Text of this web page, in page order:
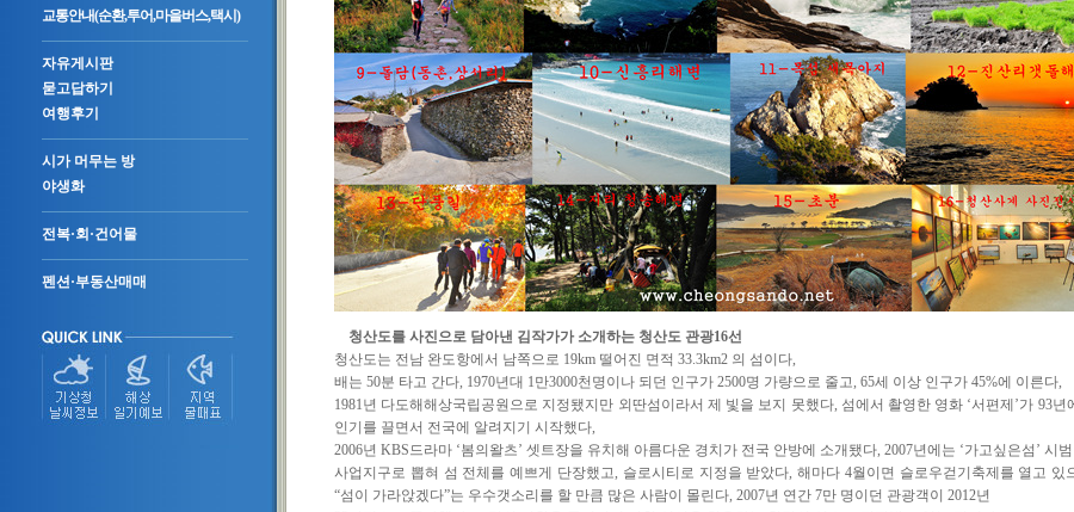
교통안내(순환,투어,마을버스,택시)
자유게시판
묻고답하기
여행후기
시가 머무는 방
야생화
전복·회·건어물
펜션·부동산매매
청산도를 사진으로 담아낸 김작가가 소개하는 청산도 관광16선
청산도는 전남 완도항에서 남쪽으로 19km 떨어진 면적 33.3km2 의 섬이다,
배는 50분 타고 간다, 1970년대 1만3000천명이나 되던 인구가 2500명 가량으로 줄고, 65세 이상 인구가 45%에 이른다,
1981년 다도해해상국립공원으로 지정됐지만 외딴섬이라서 제 빛을 보지 못했다, 섬에서 촬영한 영화 ‘서편제’가 93년
인기를 끌면서 전국에 알려지기 시작했다,
2006년 KBS드라마 ‘봄의왈츠’ 셋트장을 유치해 아름다운 경치가 전국 안방에 소개됐다, 2007년에는 ‘가고싶은섬 ’ 시범
사업지구로 뽑혀 섬 전체를 예쁘게 단장했고, 슬로시티로 지정을 받았다,해마다 4월이면 슬로우걷기축제를 열고 있
“섬이 가라앉겠다”는 우수갯소리를 할 만큼 많은 사람이 몰린다, 2007년 연간 7만 명이던 관광객이 2012년